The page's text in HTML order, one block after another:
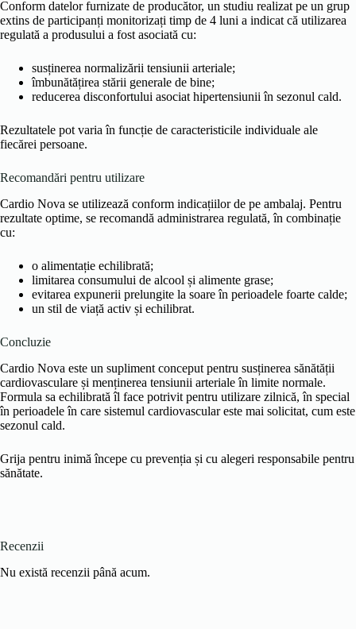
Conform datelor furnizate de producător, un studiu realizat pe un grup
extins de participanți monitorizați timp de 4 luni a indicat că utilizarea
regulată a produsului a fost asociată cu:
susținerea normalizării tensiunii arteriale;
îmbunătățirea stării generale de bine;
reducerea disconfortului asociat hipertensiunii în sezonul cald.
Rezultatele pot varia în funcție de caracteristicile individuale ale
fiecărei persoane.
Recomandări pentru utilizare
Cardio Nova se utilizează conform indicațiilor de pe ambalaj. Pentru
rezultate optime, se recomandă administrarea regulată, în combinație
cu:
o alimentație echilibrată;
limitarea consumului de alcool și alimente grase;
evitarea expunerii prelungite la soare în perioadele foarte calde;
un stil de viață activ și echilibrat.
Concluzie
Cardio Nova este un supliment conceput pentru susținerea sănătății
cardiovasculare și menținerea tensiunii arteriale în limite normale.
Formula sa echilibrată îl face potrivit pentru utilizare zilnică, în special
în perioadele în care sistemul cardiovascular este mai solicitat, cum este
sezonul cald.
Grija pentru inimă începe cu prevenția și cu alegeri responsabile pentru
sănătate.
Recenzii
Nu există recenzii până acum.